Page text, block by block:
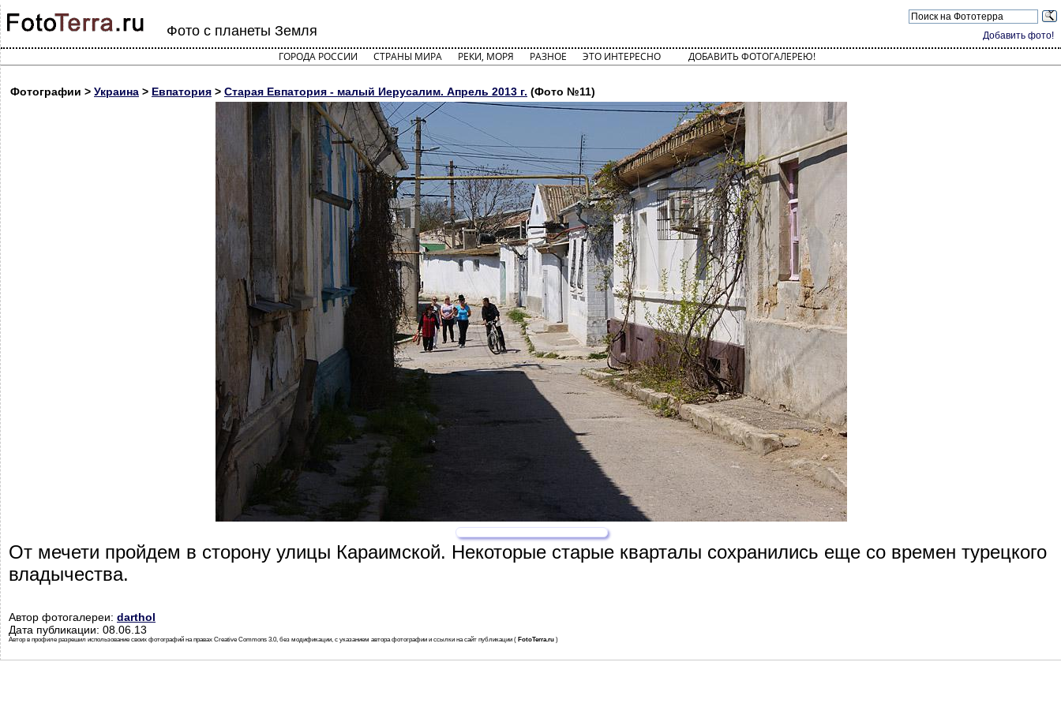
Добавить фото!
Фото с планеты Земля
ГОРОДА РОССИИ СТРАНЫ МИРА РЕКИ, МОРЯ РАЗНОЕ ЭТО ИНТЕРЕСНО ДОБАВИТЬ ФОТОГАЛЕРЕЮ!
Фотографии > Украина > Евпатория > Старая Евпатория - малый Иерусалим. Апрель 2013 г. (Фото №11)
От мечети пройдем в сторону улицы Караимской. Некоторые старые кварталы сохранились еще со времен турецкого
владычества.
Автор фотогалереи: darthol
Дата публикации: 08.06.13
Автор в профиле разрешил использование своих фотографий на правах Creative Commons 3.0, без модификации, с указанием автора фотографии и ссылки на сайт публикации ( FotoTerra.ru )